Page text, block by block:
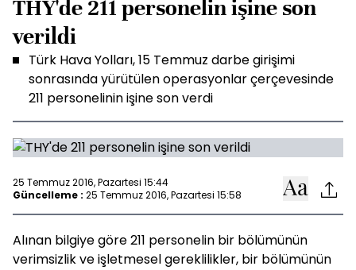
THY'de 211 personelin işine son
verildi
Türk Hava Yolları, 15 Temmuz darbe girişimi
sonrasında yürütülen operasyonlar çerçevesinde
211 personelinin işine son verdi
25 Temmuz 2016, Pazartesi 15:44
Güncelleme : 25 Temmuz 2016, Pazartesi 15:58
Alınan bilgiye göre 211 personelin bir bölümünün
verimsizlik ve işletmesel gereklilikler, bir bölümünün